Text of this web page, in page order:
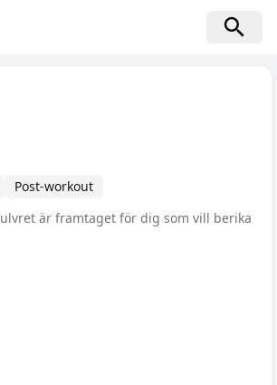
Post-workout
är framtaget för dig som vill berika